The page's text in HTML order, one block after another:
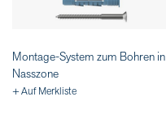
Montage-System zum Bohren in
Nasszone
+ Auf Merkliste